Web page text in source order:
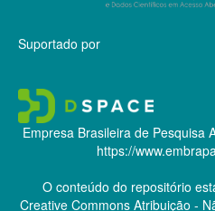
Suportado por
Empresa Brasileira de Pesquisa
https://
O conteúdo do repositório
Creative CommonsAtribuição -